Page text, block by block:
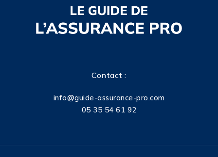
Contact :
info@guide-assurance-pro.com
05 35 54 61 92